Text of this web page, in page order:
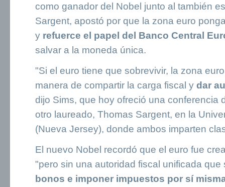
como ganador del Nobel junto al también
Sargent, apostó por que la zona euro
y refuerce el papel del Banco Central
salvar a la moneda única.
"Si el euro tiene que sobrevivir, la zona
manera de compartir la carga fiscal y dar
dijo Sims, que hoy ofreció una conferencia
otro laureado, Thomas Sargent, en la
(Nueva Jersey), donde ambos imparten
El nuevo Nobel recordó que el euro fue
"pero sin una autoridad fiscal unificada
bonos e imponer impuestos por sí